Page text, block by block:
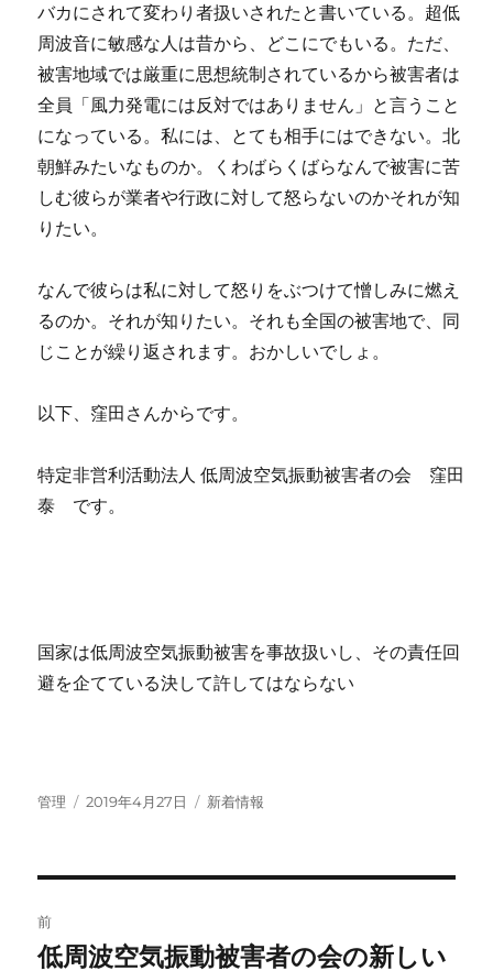
バカにされて変わり者扱いされたと書いている。超低
周波音に敏感な人は昔から、どこにでもいる。ただ、
被害地域では厳重に思想統制されているから被害者は
全員「風力発電には反対ではありません」と言うこと
になっている。私には、とても相手にはできない。北
朝鮮みたいなものか。くわばらくばらなんで被害に苦
しむ彼らが業者や行政に対して怒らないのかそれが知
りたい。
なんで彼らは私に対して怒りをぶつけて憎しみに燃え
るのか。それが知りたい。それも全国の被害地で、同
じことが繰り返されます。おかしいでしょ。
以下、窪田さんからです。
特定非営利活動法人 低周波空気振動被害者の会 窪田
泰 です。
国家は低周波空気振動被害を事故扱いし、その責任回
避を企てている決して許してはならない
投
管理
投
2019年4月27日
カ
新着情報
稿
前
前
低周波空気振動被害者の会の新しい